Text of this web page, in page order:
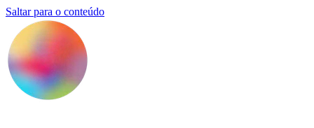
Saltar para o conteúdo